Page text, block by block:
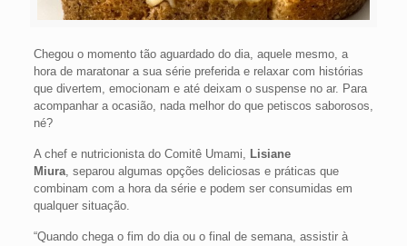
Chegou o momento tão aguardado do dia, aquele mesmo, a
hora de maratonar a sua série preferida e relaxar com histórias
que divertem, emocionam e até deixam o suspense no ar. Para
acompanhar a ocasião, nada melhor do que petiscos saborosos,
né?
A chef e nutricionista do Comitê Umami, Lisiane
Miura, separou algumas opções deliciosas e práticas que
combinam com a hora da série e podem ser consumidas em
qualquer situação.
“Quando chega o fim do dia ou o final de semana, assistir à